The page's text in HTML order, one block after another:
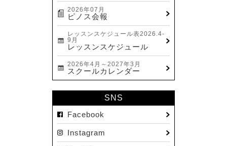
2023.04(15)
2026年07月
ピノス会報
レッスンスケジュール表2026.4-
9月
レッスンスケジュール
2026年4月～2027年3月
スクールカレンダー
SNS
Facebook
Instagram